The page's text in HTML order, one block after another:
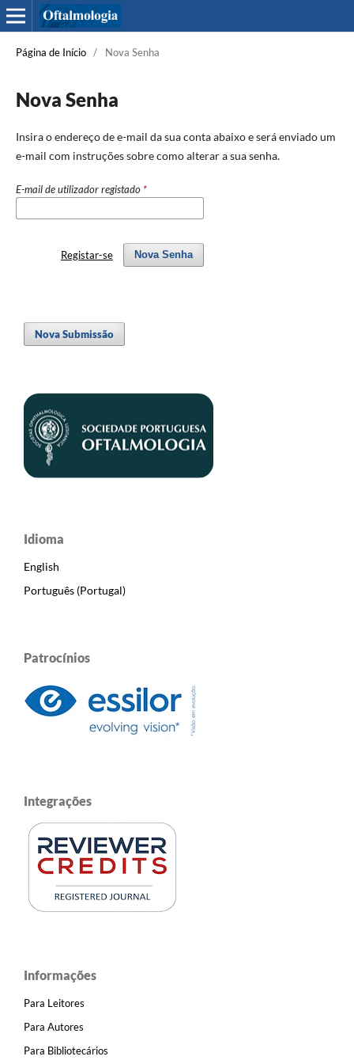
Página de Início / Nova Senha
Nova Senha
Insira o endereço de e-mail da sua conta abaixo e será enviado um
e-mail com instruções sobre como alterar a sua senha.
E-mail de utilizador registado *
Nova Senha
Registar-se
Nova Submissão
Idioma
English
Português (Portugal)
Patrocínios
Integrações
Informações
Para Leitores
Para Autores
Para Bibliotecários